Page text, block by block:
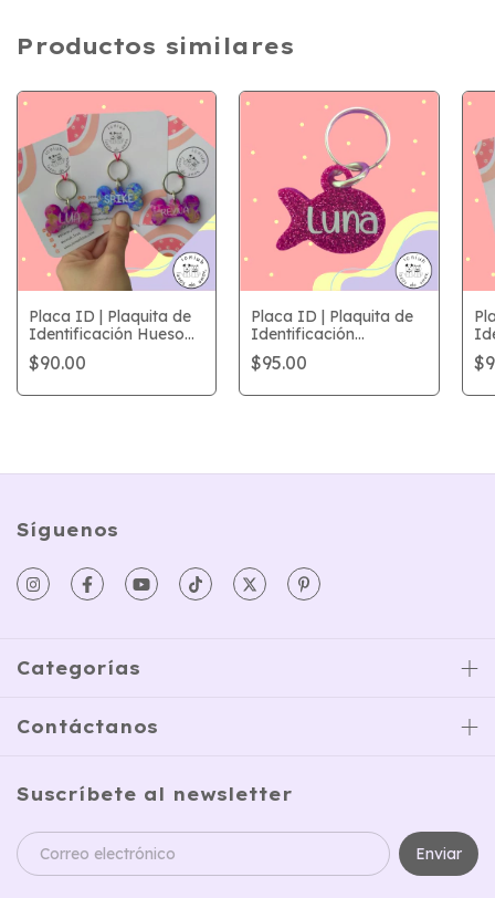
Productos similares
Placa ID | Plaquita de
Identificación Hueso
Mármol | Línea Suspiro
| icniuh
$90.00
Placa ID | Plaquita de
Identificación
Personalizada "J"
Línea Glitter | icniuh
$95.00
Síguenos
Categorías
Contáctanos
Suscríbete al newsletter